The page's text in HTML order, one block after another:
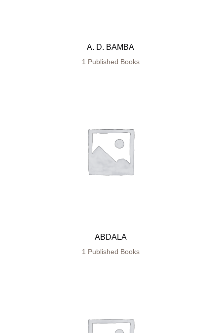
A. D. BAMBA
1 Published Books
ABDALA
1 Published Books